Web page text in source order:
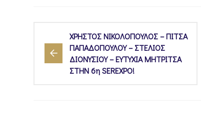
ΧΡΗΣΤΟΣ ΝΙΚΟΛΟΠΟΥΛΟΣ – ΠΙΤΣΑ
ΠΑΠΑΔΟΠΟΥΛΟΥ – ΣΤΕΛΙΟΣ
ΔΙΟΝΥΣΙΟΥ – ΕΥΤΥΧΙΑ ΜΗΤΡΙΤΣΑ
ΣΤΗΝ 6η SEREXPO!